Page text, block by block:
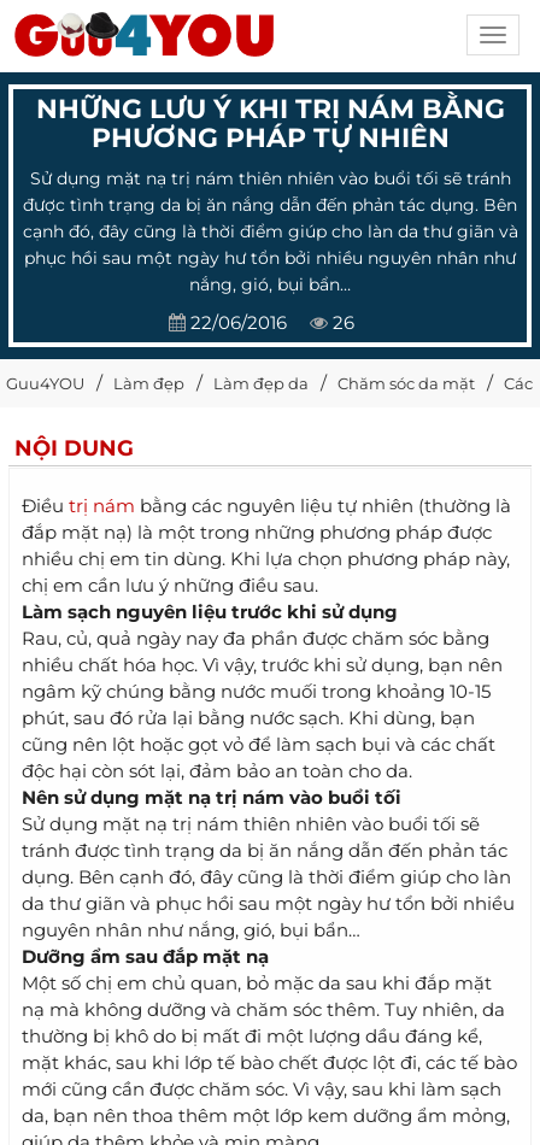
NHỮNG LƯU Ý KHI TRỊ NÁM BẰNG
PHƯƠNG PHÁP TỰ NHIÊN
Sử dụng mặt nạ trị nám thiên nhiên vào buổi tối sẽ tránh
được tình trạng da bị ăn nắng dẫn đến phản tác dụng. Bên
cạnh đó, đây cũng là thời điểm giúp cho làn da thư giãn và
phục hồi sau một ngày hư tổn bởi nhiều nguyên nhân như
nắng, gió, bụi bẩn…
22/06/2016 26
Guu4YOU Làm đẹp Làm đẹp da Chăm sóc da mặt
NỘI DUNG
Điều trị nám bằng các nguyên liệu tự nhiên (thường là
đắp mặt nạ) là một trong những phương pháp được
nhiều chị em tin dùng. Khi lựa chọn phương pháp này,
chị em cần lưu ý những điều sau.
Làm sạch nguyên liệu trước khi sử dụng
Rau, củ, quả ngày nay đa phần được chăm sóc bằng
nhiều chất hóa học. Vì vậy, trước khi sử dụng, bạn nên
ngâm kỹ chúng bằng nước muối trong khoảng 10-15
phút, sau đó rửa lại bằng nước sạch. Khi dùng, bạn
cũng nên lột hoặc gọt vỏ để làm sạch bụi và các chất
độc hại còn sót lại, đảm bảo an toàn cho da.
Nên sử dụng mặt nạ trị nám vào buổi tối
Sử dụng mặt nạ trị nám thiên nhiên vào buổi tối sẽ
tránh được tình trạng da bị ăn nắng dẫn đến phản tác
dụng. Bên cạnh đó, đây cũng là thời điểm giúp cho làn
da thư giãn và phục hồi sau một ngày hư tổn bởi nhiều
nguyên nhân như nắng, gió, bụi bẩn…
Dưỡng ẩm sau đắp mặt nạ
Một số chị em chủ quan, bỏ mặc da sau khi đắp mặt
nạ mà không dưỡng và chăm sóc thêm. Tuy nhiên, da
thường bị khô do bị mất đi một lượng dầu đáng kể,
mặt khác, sau khi lớp tế bào chết được lột đi, các tế bào
mới cũng cần được chăm sóc. Vì vậy, sau khi làm sạch
da, bạn nên thoa thêm một lớp kem dưỡng ẩm mỏng,